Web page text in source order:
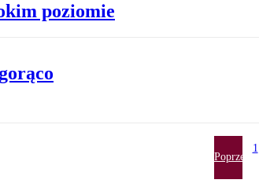
poziomie
Poprzednia
1